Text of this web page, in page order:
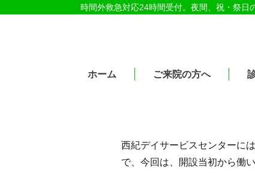
時間外救急対応24時間受付。夜間、祝・祭日
ホーム ご来院の方へ
西紀デイサービスセンターに
で、今回は、開設当初から働